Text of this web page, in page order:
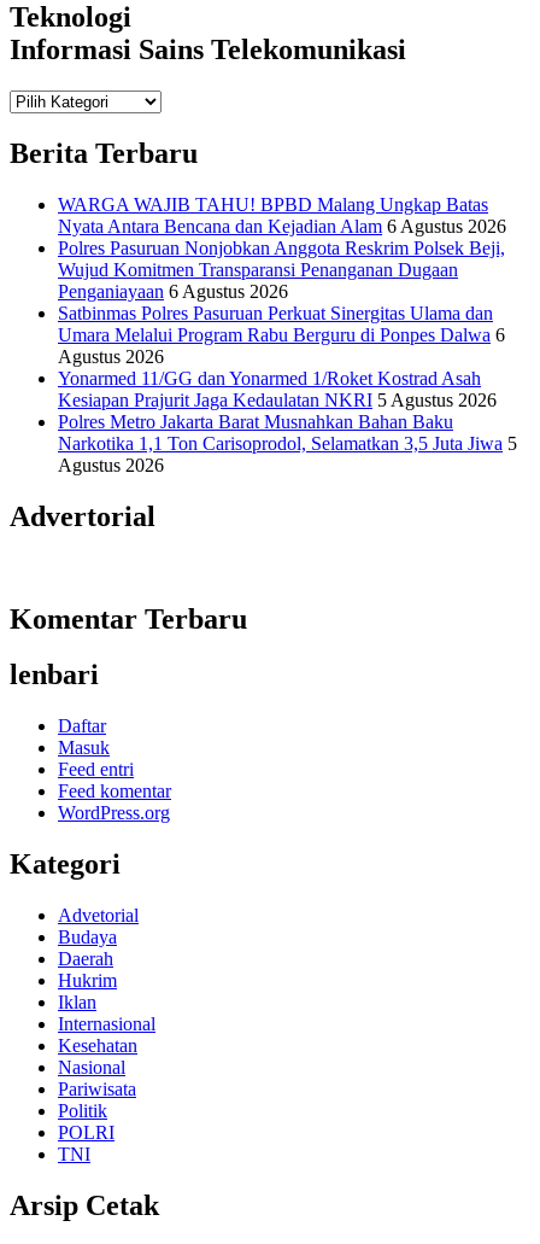
Teknologi
Informasi Sains Telekomunikasi
Teknologi
Berita Terbaru
WARGA WAJIB TAHU! BPBD Malang Ungkap Batas
Nyata Antara Bencana dan Kejadian Alam 6 Agustus 2026
Polres Pasuruan Nonjobkan Anggota Reskrim Polsek Beji,
Wujud Komitmen Transparansi Penanganan Dugaan
Penganiayaan 6 Agustus 2026
Satbinmas Polres Pasuruan Perkuat Sinergitas Ulama dan
Umara Melalui Program Rabu Berguru di Ponpes Dalwa 6
Agustus 2026
Yonarmed 11/GG dan Yonarmed 1/Roket Kostrad Asah
Kesiapan Prajurit Jaga Kedaulatan NKRI 5 Agustus 2026
Polres Metro Jakarta Barat Musnahkan Bahan Baku
Narkotika 1,1 Ton Carisoprodol, Selamatkan 3,5 Juta Jiwa 5
Agustus 2026
Advertorial
Komentar Terbaru
lenbari
Daftar
Masuk
Feed entri
Feed komentar
WordPress.org
Kategori
Advetorial
Budaya
Daerah
Hukrim
Iklan
Internasional
Kesehatan
Nasional
Pariwisata
Politik
POLRI
TNI
Arsip Cetak